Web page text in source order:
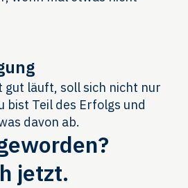
gut läuft, soll sich nicht nur
bist Teil des Erfolgs und
davon ab.
jetzt.